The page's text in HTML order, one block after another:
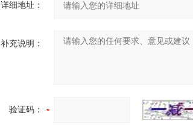
详细地址：
补充说明：
验证码：